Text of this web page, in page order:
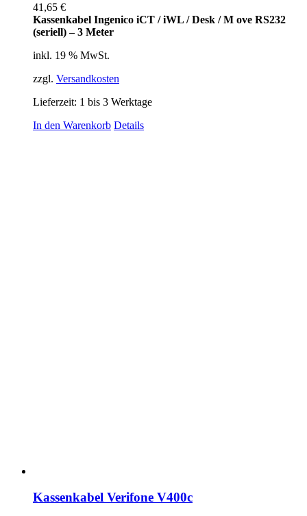
41,65 €
Kassenkabel Ingenico iCT / iWL / Desk / M ove RS232
(seriell) – 3 Meter
inkl. 19 % MwSt.
zzgl. Versandkosten
Lieferzeit: 1 bis 3 Werktage
In den Warenkorb Details
Kassenkabel Verifone V400c